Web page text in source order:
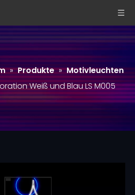
» Produkte » Motivleuchten
Weiß und Blau LS M005